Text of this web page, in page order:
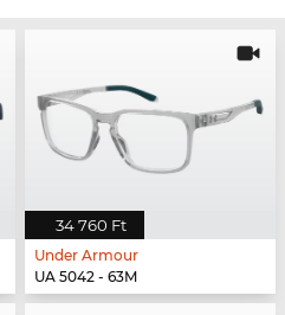
34 760 Ft
Under Armour
UA 5042 - 63M